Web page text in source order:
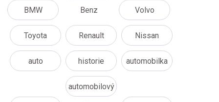
BMW Benz Volvo
Toyota Renault Nissan
auto historie automobilka
automobilový